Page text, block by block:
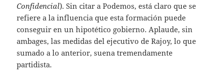
Confidencial). Sin citar a Podemos, está claro que se
refiere a la influencia que esta formación puede
conseguir en un hipotético gobierno. Aplaude, sin
ambages, las medidas del ejecutivo de Rajoy, lo que
sumado a lo anterior, suena tremendamente
partidista.